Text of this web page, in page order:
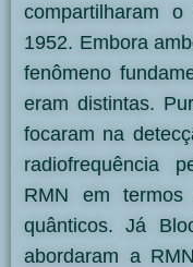
compartilharam
1952. Embora
fenômeno
eram distintas.
focaram na
radiofrequência
RMN em
quânticos. Já
abordaram a